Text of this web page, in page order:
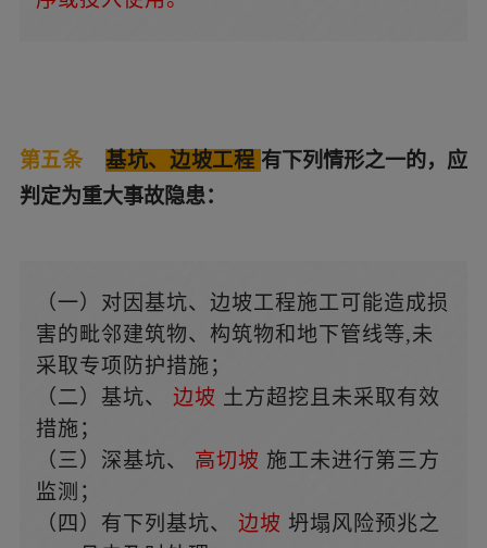
第五条 基坑、边坡工程 有下列情形之一的，应
判定为重大事故隐患：
（一）对因基坑、边坡工程施工可能造成损
害的毗邻建筑物、构筑物和地下管线等,未
采取专项防护措施；
（二）基坑、 边坡 土方超挖且未采取有效
措施；
（三）深基坑、 高切坡 施工未进行第三方
监测；
（四）有下列基坑、 边坡 坍塌风险预兆之